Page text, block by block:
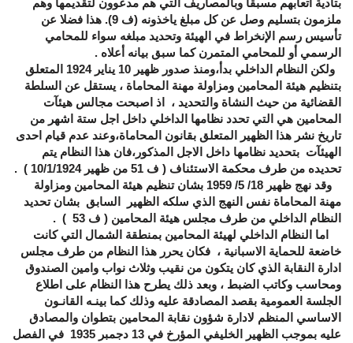
بتادية اتعابهم مسبقا وبالمصاريف التي هم مدعوون لتقديمها وهم
ملزمون بتسليم وصل عن كل مبلغ ياخذونه (ف 9). هذا فضلا عن
تأسيس رسم الإنخراط في الهيئة وتحديد مبلغه سواء للمحامي
الرسمي أو للمحامي المتمرن كما سبق بيانه أعلاه .
ولكن النظام الداخلي بدأ،ومنذ صدور ظهير 10 يناير 1924 المتعلق
بتنظيم هيئة المحامين ومزاولة مهنة المحاماة ، يستقل عن السلطة
القضائية من حيث النشاة والتحديد ، اذ اصبحت مجالس هيئآت
المحامين هي التي تحدد نظامها الداخلي داخل اجل ستة اشهر من
تاريخ نشر هذا الظهير المتعلق بقانون المحاماة،وعند عدم قيام احدى
الهيئآت بتحديد نظامها داخل الاجل المذكور،فان هذا النظام يتم
تحديده من طرف محكمة الاستئناف ( ف 51 من ظهير 10/1/1924 ) .
وقد نهج ظهير 18/ 5/ 1959 بشان تنظيم هيئة المحامين ومزاولة
مهنة المحاماة نفس النهج الذي سلكه الظهير السابق بشان تحديد
النظام الداخلي من طرف مجلس هيئة المحامين ( ف 53 ) .
اما النظام الداخلي لهيئة المحامين بمنطقة الشمال التي كانت
خاضعة للحماية الاسبانية ، فكان يحرر هذا النظام من طرف مجلس
ادارة النقابة الذي كان يتكون من نقيب وثلاث نواب وامين الصندوق
ومحاسب وكاتب الضبط ، وبعد ذلك يطرح هذا النظام على اطلاع
الجلسة العمومية بقصد المصادقة عليه وذلك كما بينـه القانـون
الاساسي المنظم لادارة شؤون نقابة المحامين بتطوان والمصادق
عليه بموجب الظهير الخليفي المؤرخ في 13 دجمبر 1935 في الفصل